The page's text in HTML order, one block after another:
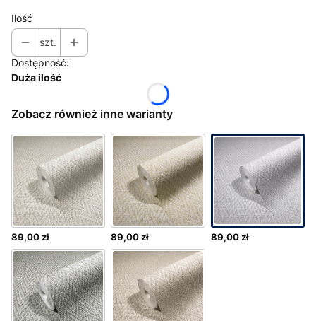
Ilość
szt.
Dostępność:
Duża ilość
Zobacz również inne warianty
89,00 zł 89,00 zł 89,00 zł